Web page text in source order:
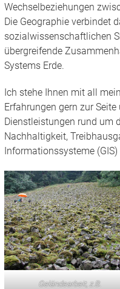
Wechselbeziehungen
Die Geographie verbindet
sozialwissenschaftlichen
übergreifende
Systems Erde.
Ich stehe Ihnen mit all
Erfahrungen gern zur
Dienstleistungen rund um
Nachhaltigkeit,
Informationssysteme
Geländearbeit, z.B.